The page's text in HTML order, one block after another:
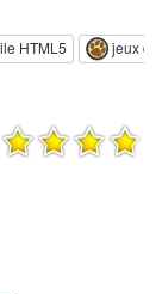
HTML5 jeux